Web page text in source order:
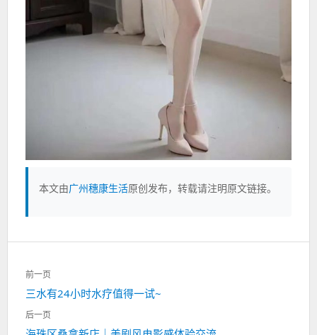
本文由广州穗康生活原创发布，转载请注明原文链接。
文
章
导
航
前一页
上
一
三水有24小时水疗值得一试~
后一页